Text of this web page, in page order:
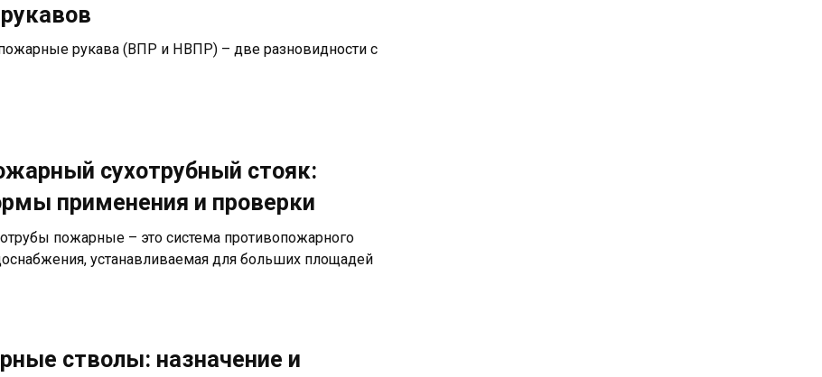
рукава (ВПР и НВПР) – две разновидности с
сухотрубный стояк:
применения и проверки
пожарные – это система противопожарного
устанавливаемая для больших площадей
стволы: назначение и